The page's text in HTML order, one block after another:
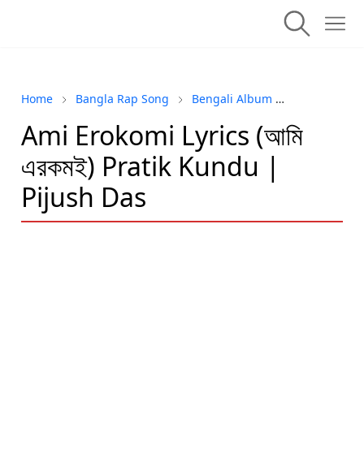
Home Bangla Rap Song Bengali Album
Ami Erokomi Lyrics (আমি
এরকমই) Pratik Kundu |
Pijush Das